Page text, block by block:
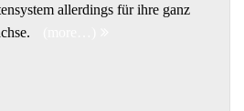
allerdings für ihre ganz